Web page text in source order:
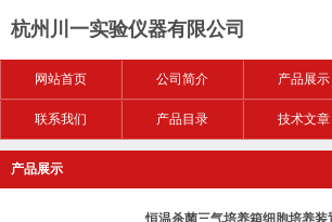
杭州川一实验仪器有限公司
网站首页 公司简介 产品展示
联系我们 产品目录 技术文章
产品展示
恒温杀菌三气培养箱细胞培养装